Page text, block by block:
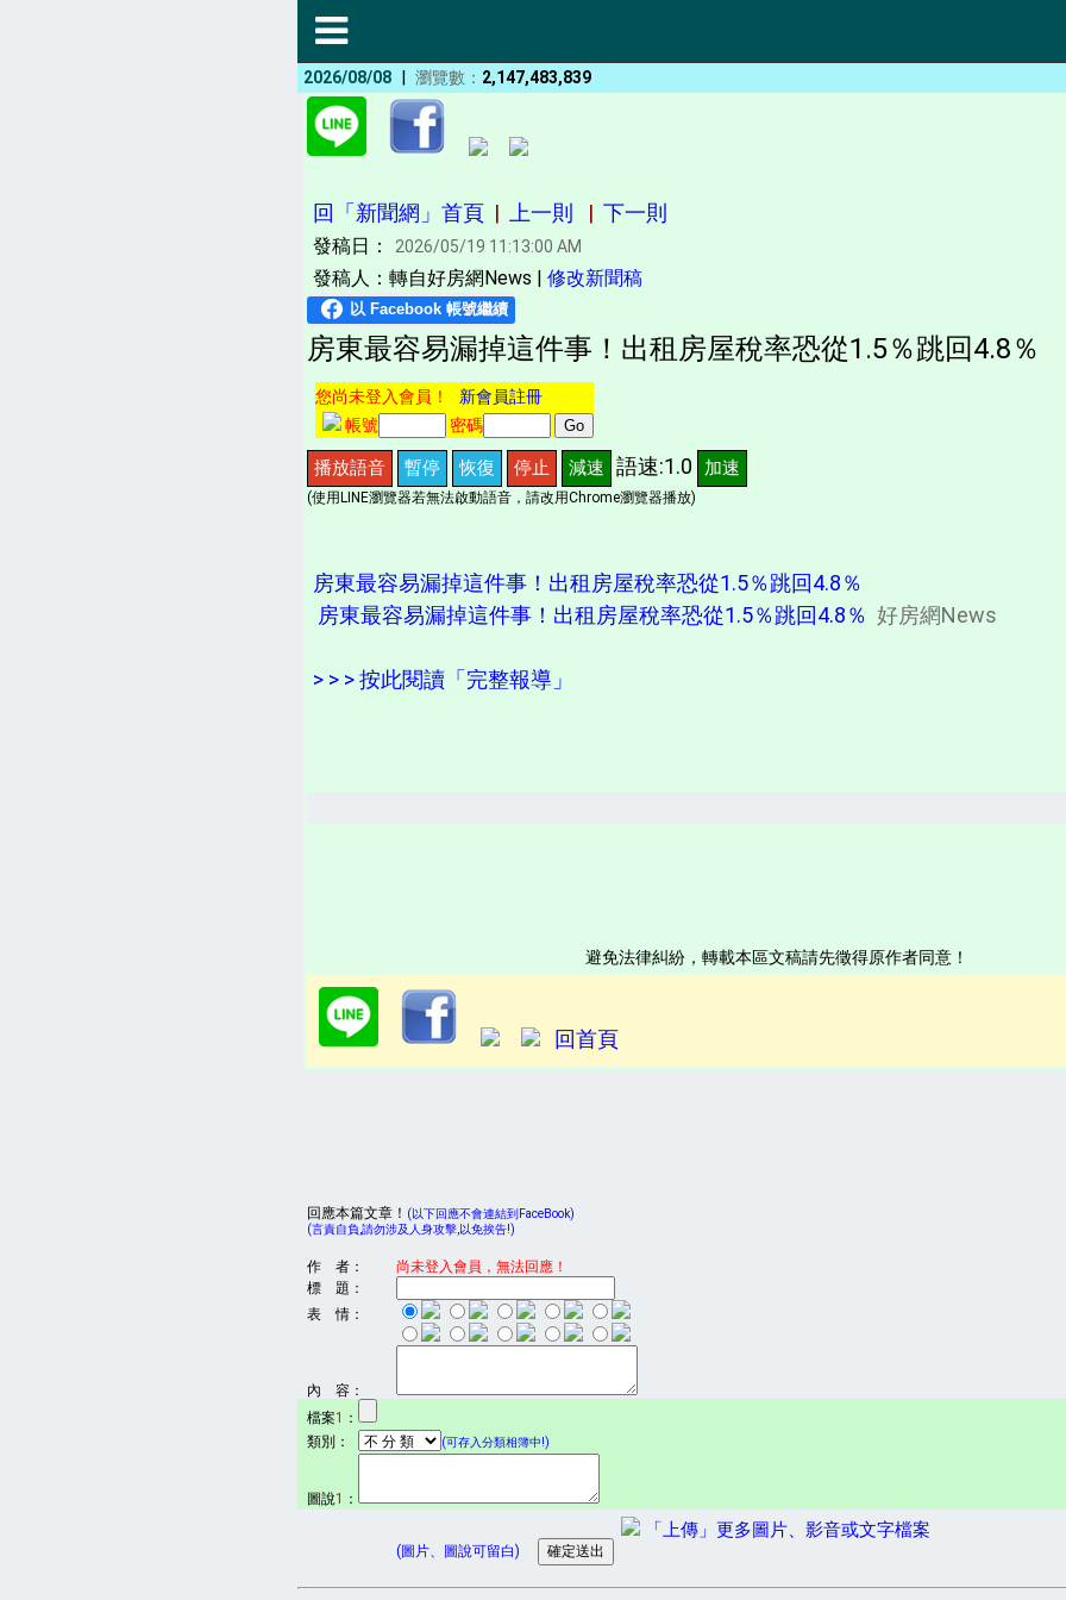
2026/08/08 | 瀏覽數： 2,147,483,839
回「新聞網」首頁 | 上一則 | 下一則
發稿日： 2026/05/19 11:13:00 AM
發稿人：轉自好房網News | 修改新聞稿
房東最容易漏掉這件事！出租房屋稅率恐從1.5％跳回4.8％
您尚未登入會員！ 新會員註冊
帳號
密碼
播放語音 暫停 恢復 停止 減速 語速:1.0 加速
(使用LINE瀏覽器若無法啟動語音，請改用Chrome瀏覽器播放)
房東最容易漏掉這件事！出租房屋稅率恐從1.5％跳回4.8％
房東最容易漏掉這件事！出租房屋稅率恐從1.5％跳回4.8％ 好房網News
> > > 按此閱讀「完整報導」
避免法律糾紛，轉載本區文稿請先徵得原作者同意！
回首頁
回應本篇文章！ (以下回應不會連結到FaceBook)
(言責自負,請勿涉及人身攻擊,以免挨告!)
作 者：
尚未登入會員，無法回應！
標 題：
表 情：
內 容：
檔案1 ：
類別：
(可存入分類相簿中!)
圖說1 ：
「上傳」更多圖片、影音或文字檔案
(圖片、圖說可留白)